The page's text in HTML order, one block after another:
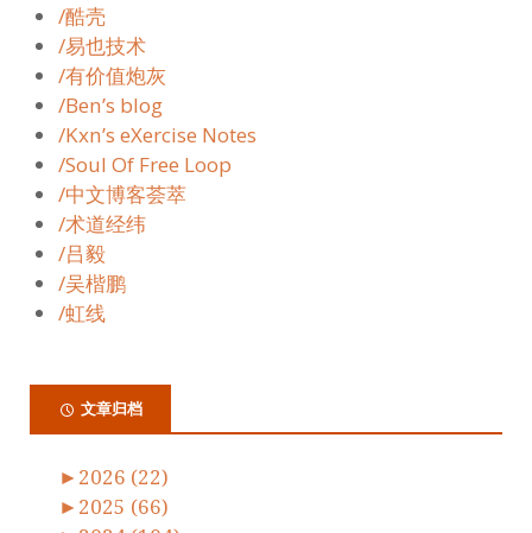
/酷壳
/易也技术
/有价值炮灰
/Ben’s blog
/Kxn’s eXercise Notes
/Soul Of Free Loop
/中文博客荟萃
/术道经纬
/吕毅
/吴楷鹏
/虹线
文章归档
► 2026 (22)
► 2025 (66)